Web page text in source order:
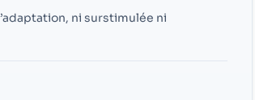
ni surstimulée ni
augmentez les